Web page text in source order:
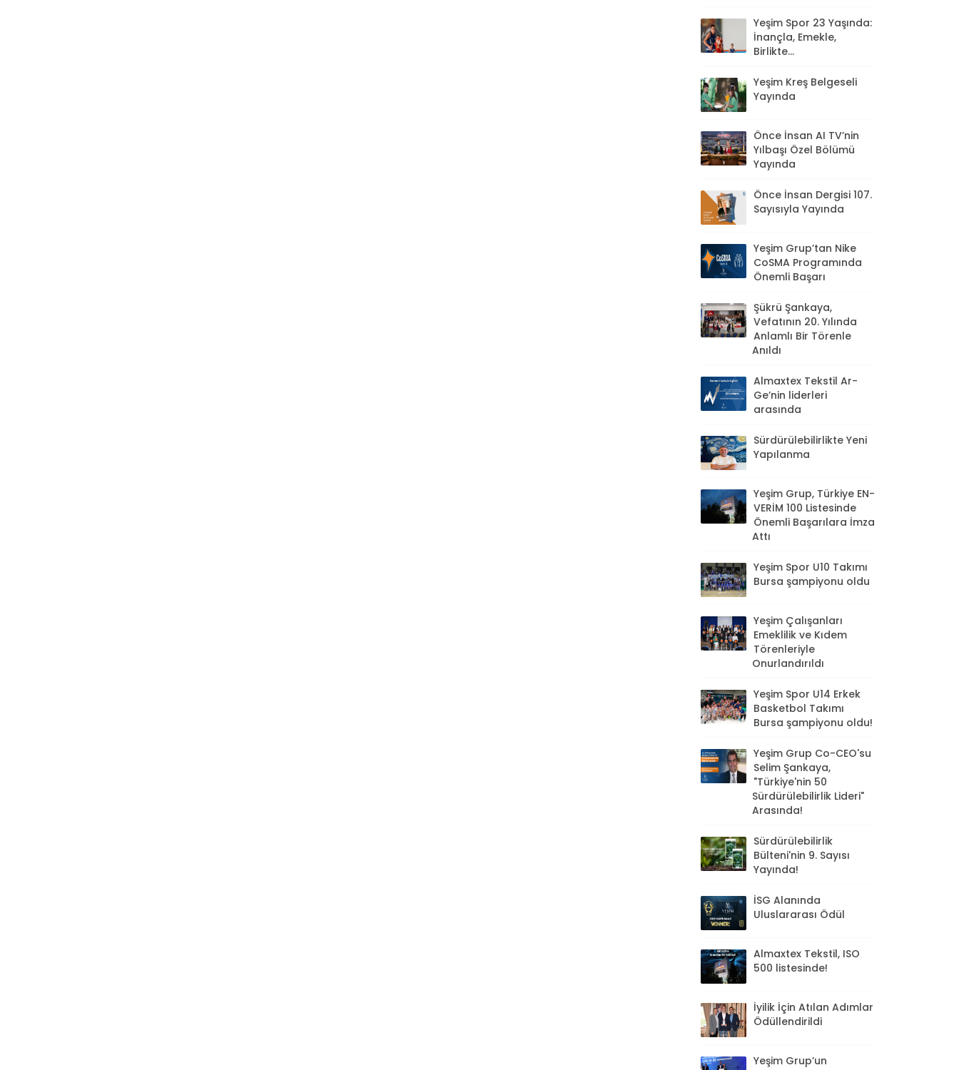
Yeşim Spor 23 Yaşında:
İnançla, Emekle,
Birlikte...
Yeşim Kreş Belgeseli
Yayında
Önce İnsan AI TV’nin
Yılbaşı Özel Bölümü
Yayında
Önce İnsan Dergisi 107.
Sayısıyla Yayında
Yeşim Grup’tan Nike
CoSMA Programında
Önemli Başarı
Şükrü Şankaya,
Vefatının 20. Yılında
Anlamlı Bir Törenle
Anıldı
Almaxtex Tekstil Ar-
Ge’nin liderleri
arasında
Sürdürülebilirlikte Yeni
Yapılanma
Yeşim Grup, Türkiye EN-
VERİM 100 Listesinde
Önemli Başarılara İmza
Attı
Yeşim Spor U10 Takımı
Bursa şampiyonu oldu
Yeşim Çalışanları
Emeklilik ve Kıdem
Törenleriyle
Onurlandırıldı
Yeşim Spor U14 Erkek
Basketbol Takımı
Bursa şampiyonu oldu!
Yeşim Grup Co-CEO'su
Selim Şankaya,
"Türkiye'nin 50
Sürdürülebilirlik Lideri"
Arasında!
Sürdürülebilirlik
Bülteni'nin 9. Sayısı
Yayında!
İSG Alanında
Uluslararası Ödül
Almaxtex Tekstil, ISO
500 listesinde!
İyilik İçin Atılan Adımlar
Ödüllendirildi
Yeşim Grup’un